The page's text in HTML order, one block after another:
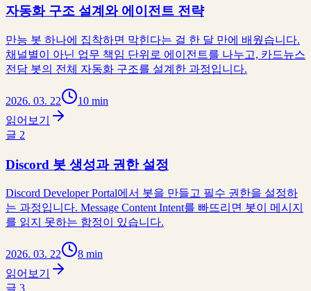
자동화 구조 설계와 에이전트 전략
만능 봇 하나에 집착하면 막힌다는 걸 한 달 만에 배웠습니다.
채널별이 아닌 업무 책임 단위로 에이전트를 나누고, 카드뉴스
전담 봇의 전체 자동화 구조를 설계한 과정입니다.
2026. 03. 22
10 min
읽어보기
글 2
Discord 봇 생성과 권한 설정
Discord Developer Portal에서 봇을 만들고 필수 권한을 설정하
는 과정입니다. Message Content Intent를 빠뜨리면 봇이 메시지
를 읽지 못하는 함정이 있습니다.
2026. 03. 22
8 min
읽어보기
글 3